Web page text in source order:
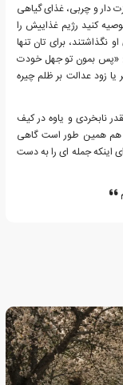
دار و چربی، غذای گیاهی
کنید رژیم غذاییش را
نگذاشتند، برای تان تنها
«پس بمون تو جهل خودت
زود عدالت بر ظلم چیره
نابخردی و یاوه در کیف
هم همین طور است گاهی
اینکه جمله ای را به دست